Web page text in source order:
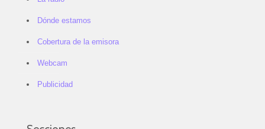
Dónde estamos
Cobertura de la emisora
Webcam
Publicidad